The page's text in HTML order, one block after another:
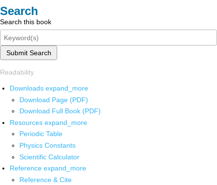
Search
Search this book
Submit Search
Readability
Downloads expand_more
Download Page (PDF)
Download Full Book (PDF)
Resources expand_more
Periodic Table
Physics Constants
Scientific Calculator
Reference expand_more
Reference & Cite